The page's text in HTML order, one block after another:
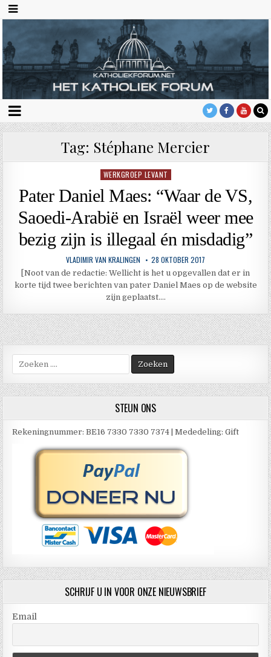
Tag: Stéphane Mercier
Geplaatst
WERKGROEP LEVANT
Pater Daniel Maes: “Waar de VS,
Saoedi-Arabië en Israël weer mee
bezig zijn is illegaal én misdadig”
VLADIMIR VAN KRALINGEN 28 OKTOBER 2017
[Noot van de redactie: Wellicht is het u opgevallen dat er in
korte tijd twee berichten van pater Daniel Maes op de website
zijn geplaatst….
naar:
STEUN ONS
Rekeningnummer: BE16 7330 7330 7374 | Mededeling: Gift
SCHRIJF U IN VOOR ONZE NIEUWSBRIEF
Email